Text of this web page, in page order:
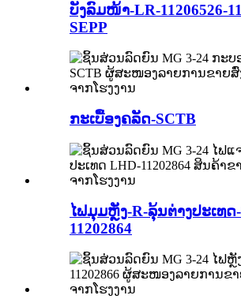
ບັງລົມໜ້າ-LR-11206526-
SEPP
ກະເບື້ອງຄລັດ-SCTB
ໄຟມຸມຫຼັງ-R-ລຸ້ນຕ່າງປະເທດ
11202864